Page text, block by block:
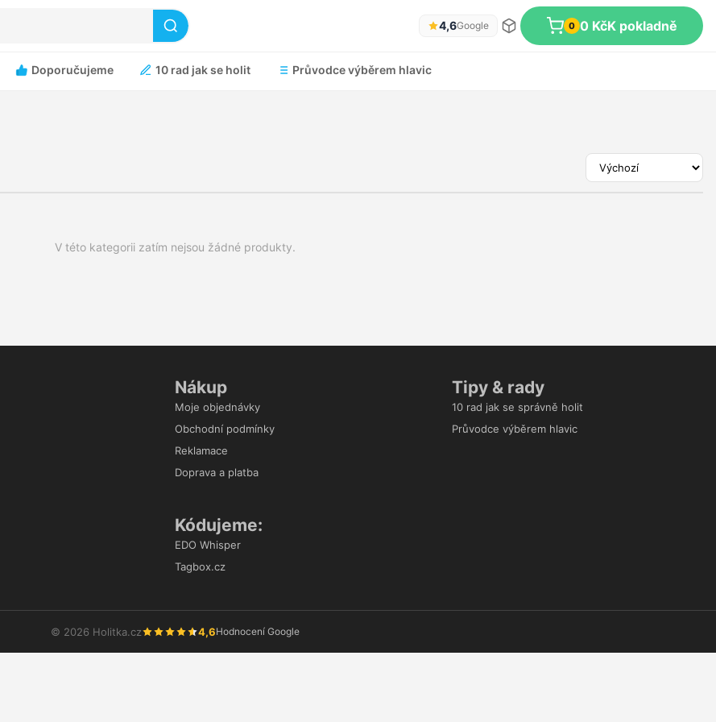
4,6Google 0 0 KčK pokladně
Doporučujeme 10 rad jak se holit Průvodce výběrem hlavic
V této kategorii zatím nejsou žádné produkty.
Nákup
Moje objednávky
Obchodní podmínky
Reklamace
Doprava a platba
Tipy & rady
10 rad jak se správně holit
Průvodce výběrem hlavic
Kódujeme:
EDO Whisper
Tagbox.cz
© 2026 Holitka.cz 4,6Hodnocení Google